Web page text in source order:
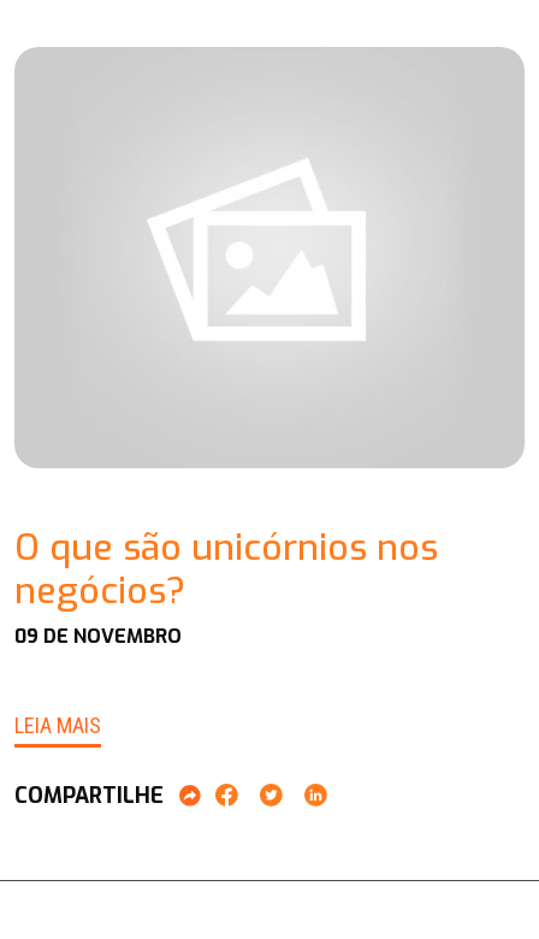
O que são unicórnios nos
negócios?
09 DE NOVEMBRO
LEIA MAIS
COMPARTILHE